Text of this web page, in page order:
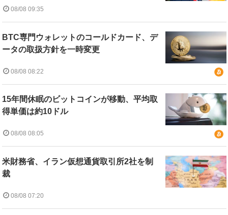
08/08 09:35
BTC専門ウォレットのコールドカード、デ
ータの取扱方針を一時変更
08/08 08:22
15年間休眠のビットコインが移動、平均取
得単価は約10ドル
08/08 08:05
米財務省、イラン仮想通貨取引所2社を制
裁
08/08 07:20